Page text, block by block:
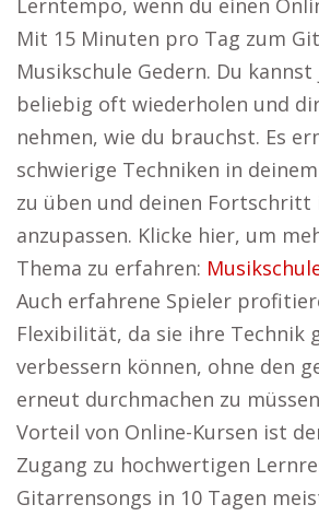
Lerntempo, wenn du einen
Mit 15 Minuten pro Tag zum
Musikschule Gedern. Du
beliebig oft wiederholen und
nehmen, wie du brauchst. Es
schwierige Techniken in
zu üben und deinen Fortschritt
anzupassen. Klicke hier, um
Thema zu erfahren:
Auch erfahrene Spieler
Flexibilität, da sie ihre Technik
verbessern können, ohne den
erneut durchmachen zu
Vorteil von Online-Kursen ist
Zugang zu hochwertigen
Gitarrensongs in 10 Tagen